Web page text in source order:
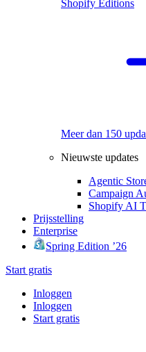
Shopify Editions
Meer dan 150
Nieuwste updates
Agentic
Campaign
Shopify AI
Prijsstelling
Enterprise
Spring Edition ’26
Start gratis
Inloggen
Inloggen
Start gratis